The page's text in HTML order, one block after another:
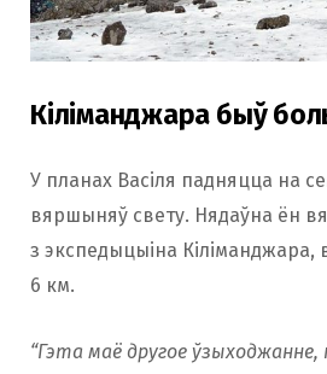
Кіліманджара быў
У планах Васіля падняцца на
вяршыняў свету. Нядаўна ён
з экспедыцыіна
6 км.
“Гэта маё другое ўзыходжанне,